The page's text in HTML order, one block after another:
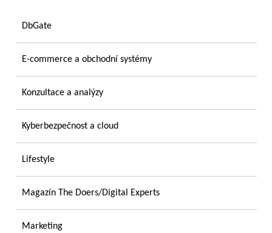
DbGate
E-commerce a obchodní systémy
Konzultace a analýzy
Kyberbezpečnost a cloud
Lifestyle
Magazín The Doers/Digital Experts
Marketing